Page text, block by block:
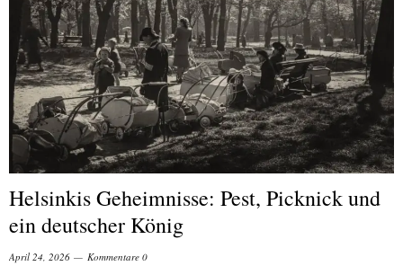
Helsinkis Geheimnisse: Pest, Picknick und
ein deutscher König
April 24, 2026 Kommentare 0